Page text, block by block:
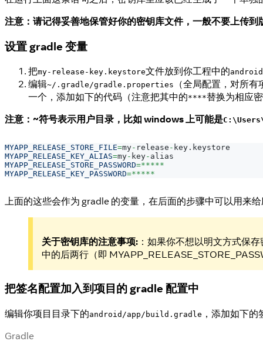
注意：请记得妥善地保管好你的密钥库文件，一般不要上传到
设置 gradle 变量
把my-release-key.keystore文件放到你工程中的
编辑~/.gradle/gradle.properties
（全局配置，对所
一个，添加如下的代码（注意把其中的****替换为相应
注意：~符号表示用户目录，比如 windows 上可能是
MYAPP_RELEASE_STORE_FILE=my- release - key . keystore
MYAPP_RELEASE_KEY_ALIAS=my- key- alias
MYAPP_RELEASE_STORE_PASSWORD=*****
MYAPP_RELEASE_KEY_PASSWORD=*****
上面的这些会作为 gradle 的变量，在后面的步骤中可以用来
关于密钥库的注意事项: ：如果你不想以明文方式保
中的后两行（即
把签名配置加入到项目的 gradle 配置中
编辑你项目目录下的android/app/build.gradle ，添加如下
Gradle